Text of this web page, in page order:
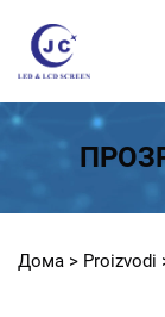
Дома > Proizvodi